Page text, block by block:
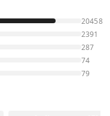
20458
2391
287
74
79